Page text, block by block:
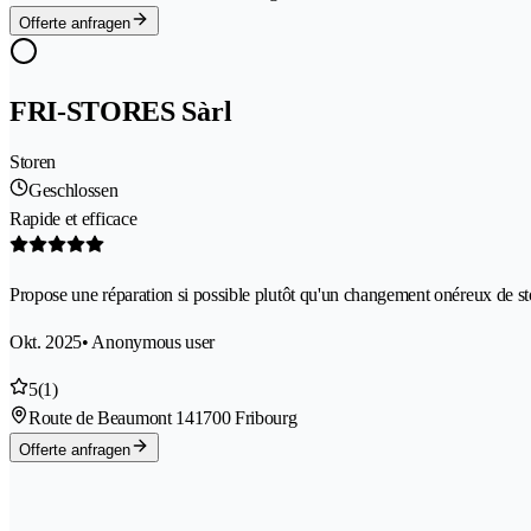
Offerte anfragen
FRI-STORES Sàrl
Storen
Geschlossen
Rapide et efficace
Propose une réparation si possible plutôt qu'un changement onéreux de
Okt. 2025• Anonymous user
5(1)
Route de Beaumont 141700 Fribourg
Offerte anfragen